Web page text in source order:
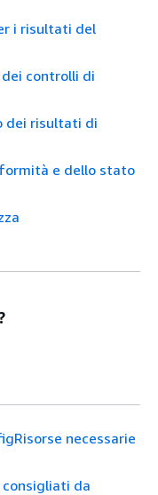
i risultati del
controlli di
dei risultati di
e dello stato
necessarie
da